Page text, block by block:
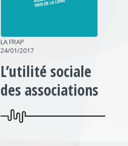
LA FRAP
24/01/2017
L’utilité sociale
des associations